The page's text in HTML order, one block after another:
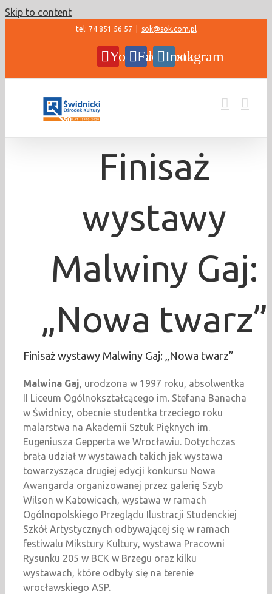
Skip to content
tel: 74 851 56 57 sok@sok.com.pl
YouTubeFacebookInstagram
Finisaż
wystawy
Malwiny Gaj:
„Nowa twarz”
Finisaż wystawy Malwiny Gaj: „Nowa twarz”
Malwina Gaj, urodzona w 1997 roku, absolwentka
II Liceum Ogólnokształcącego im. Stefana Banacha
w Świdnicy, obecnie studentka trzeciego roku
malarstwa na Akademii Sztuk Pięknych im.
Eugeniusza Gepperta we Wrocławiu. Dotychczas
brała udział w wystawach takich jak wystawa
towarzysząca drugiej edycji konkursu Nowa
Awangarda organizowanej przez galerię Szyb
Wilson w Katowicach, wystawa w ramach
Ogólnopolskiego Przeglądu Ilustracji Studenckiej
Szkół Artystycznych odbywającej się w ramach
festiwalu Mikstury Kultury, wystawa Pracowni
Rysunku 205 w BCK w Brzegu oraz kilku
wystawach, które odbyły się na terenie
wrocławskiego ASP.